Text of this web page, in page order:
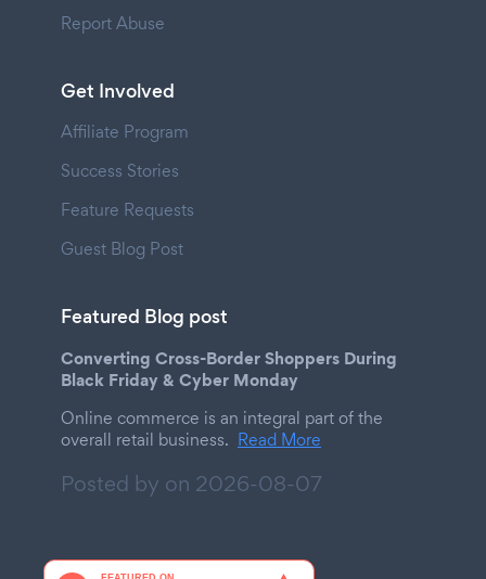
Report Abuse
Get Involved
Affiliate Program
Success Stories
Feature Requests
Guest Blog Post
Featured Blog post
Converting Cross-Border Shoppers During
Black Friday & Cyber Monday
Online commerce is an integral part of the
overall retail business. Read More
Posted by on 2026-08-07